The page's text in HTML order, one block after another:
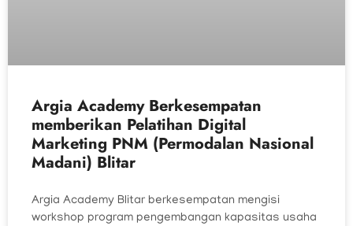
Argia Academy Berkesempatan
memberikan Pelatihan Digital
Marketing PNM (Permodalan Nasional
Madani) Blitar
Argia Academy Blitar berkesempatan mengisi
workshop program pengembangan kapasitas usaha